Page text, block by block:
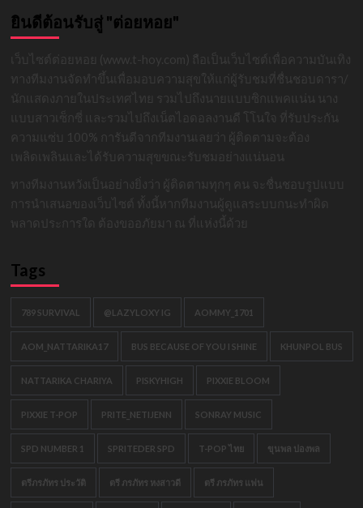
ยินดีต้อนรับสู่ "ต่อยหอย"
เว็บไซต์ต่อยหอย (www.t-hoy.com) ถือเป็นเว็บไซต์เพื่อความบันเทิง
ทางทีมงานจัดทำขึ้นเพื่อมอบความสุขให้แก่ผู้รับชมที่ชื่นชอบดารา/
นักแสดงภายในประเทศไทย รวมไปถึงนายแบบซิกแพคแน่น นาง
แบบสาวเซ็กซี่ และรวมไปถึงเน็ตไอดอลงานดี โโนใจ ที่รับประกัน
ความแซ่บ 100% การันตีจากทีมงานเลยว่า ผู้ติดตามจะต้อง
เพลิดเพลินและได้รับความสุขขณะรับชมอย่างแน่นอน
ทางทีมงานหวังเป็นอย่างยิ่งว่า ผู้ติดตามทุกๆ คน จะชื่นชอบรูปแบบ
การนำเสนอของเว็บไซต์ ทั้งนี้หากทีมงานผู้ดูแลระบบกนะทำผิด
พลาดประการใด ต้องขออภัยมา ณ ที่แห่งนี้ด้วย
Tags
789 SURVIVAL @LAZYLOXY IG AOMMY_1701
AOM_NATTARIKA17 BUS BECAUSE OF YOU I SHINE KHUNPOL BUS
NATTARIKA CHARIYA PISKYHIGH PIXXIE BLOOM
PIXXIE T-POP PRITE_NETIJENN SONRAY MUSIC
SPD NUMBER 1 SPRITEDER SPD T-POP ไทย ขุนพล ปองพล
ตรีภรภัทร ประวัติ ตรี ภรภัทร หงสาวดี ตรี ภรภัทร แฟน